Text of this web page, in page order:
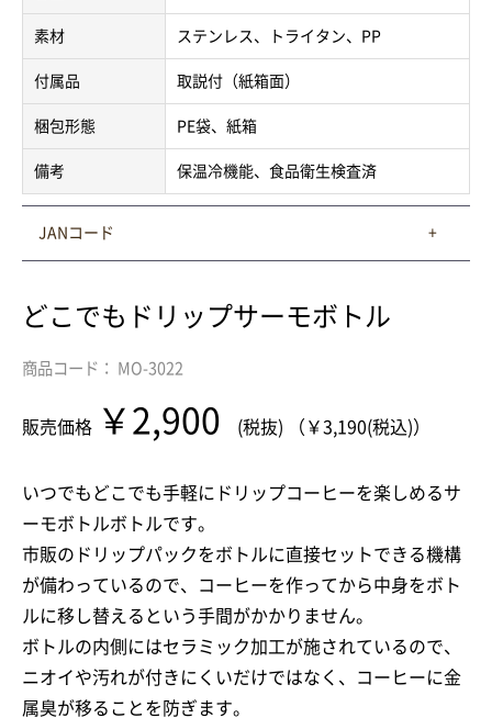
素材 ステンレス、トライタン、PP
付属品 取説付（紙箱面）
梱包形態 PE袋、紙箱
備考 保温冷機能、食品衛生検査済
JANコード
どこでもドリップサーモボトル
商品コード： MO-3022
販売価格 ￥2,900 (税抜) （￥3,190(税込)）
いつでもどこでも手軽にドリップコーヒーを楽しめるサ
ーモボトルボトルです。
市販のドリップパックをボトルに直接セットできる機構
が備わっているので、コーヒーを作ってから中身をボト
ルに移し替えるという手間がかかりません。
ボトルの内側にはセラミック加工が施されているので、
ニオイや汚れが付きにくいだけではなく、コーヒーに金
属臭が移ることを防ぎます。